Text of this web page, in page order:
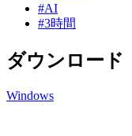
#AI
#3時間
ダウンロード
Windows